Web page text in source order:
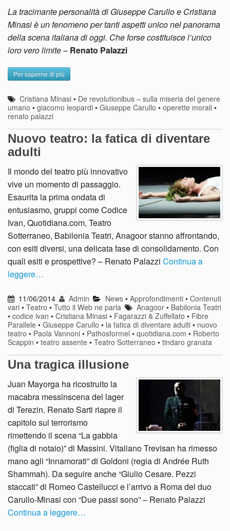
La tracimante personalità di Giuseppe Carullo e Cristiana
Minasi è un fenomeno per tanti aspetti unico nel panorama
della scena italiana di oggi. Che forse costituisce l’unico
loro vero limite– Renato Palazzi
Per saperne di più
Cristiana Minasi • De revolutionibus – sulla miseria del genere
umano • giacomo leopardi • Giuseppe Carullo • operette morali •
renato palazzi
Nuovo teatro: la fatica di diventare
adulti
Il mondo del teatro più innovativo
vive un momento di passaggio.
Esaurita la prima ondata di
entusiasmo, gruppi come Codice
Ivan, Quotidiana.com, Teatro
Sotterraneo, Babilonia Teatri, Anagoor stanno affrontando,
con esiti diversi, una delicata fase di consolidamento. Con
quali esiti e prospettive? – Renato Palazzi Continua a
leggere…
11/06/2014 Admin News• Approfondimenti• Contenuti
vari • Teatro • Tutto il Web ne parla Anagoor • Babilonia Teatri
• codice ivan • Cristiana Minasi • Fagarazzi & Zuffellato • Fibre
Parallele • Giuseppe Carullo • la fatica di diventare adulti • nuovo
teatro • Paola Vannoni • Pathosformel • quotidiana.com • Roberto
Scappin • teatro assente • Teatro Sotterraneo • tindaro granata
Una tragica illusione
Juan Mayorga ha ricostruito la
macabra messinscena del lager
di Terezin. Renato Sarti riapre il
capitolo sul terrorismo
rimettendo il scena “La gabbia
(figlia di notaio)” di Massini. Vitaliano Trevisan ha rimesso
mano agli “Innamorati” di Goldoni (regia di Andrée Ruth
Shammah). Da seguire anche “Giulio Cesare. Pezzi
staccati” di Romeo Castellucci e l’arrivo a Roma del duo
Carullo-Minasi con “Due passi sono” – Renato Palazzi
Continua a leggere…